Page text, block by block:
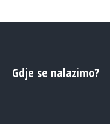
Gdje se nalazimo?